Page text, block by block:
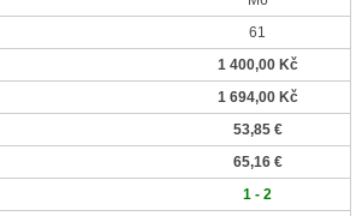
61
1 400,00 Kč
1 694,00 Kč
53,85 €
65,16 €
1 - 2